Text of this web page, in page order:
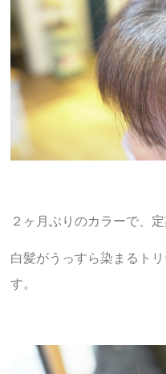
２ヶ月ぶりのカラーで、
白髪がうっすら染まるト
す。